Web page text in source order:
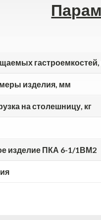
изделия, мм
на столешницу, кг
изделие ПКА 6-1/1ВМ2